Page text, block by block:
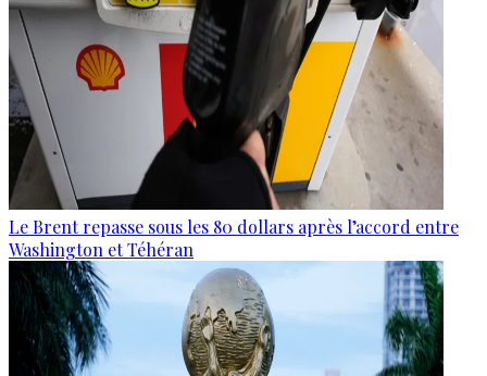
Le Brent repasse sous les 80 dollars après l’accord entre
Washington et Téhéran